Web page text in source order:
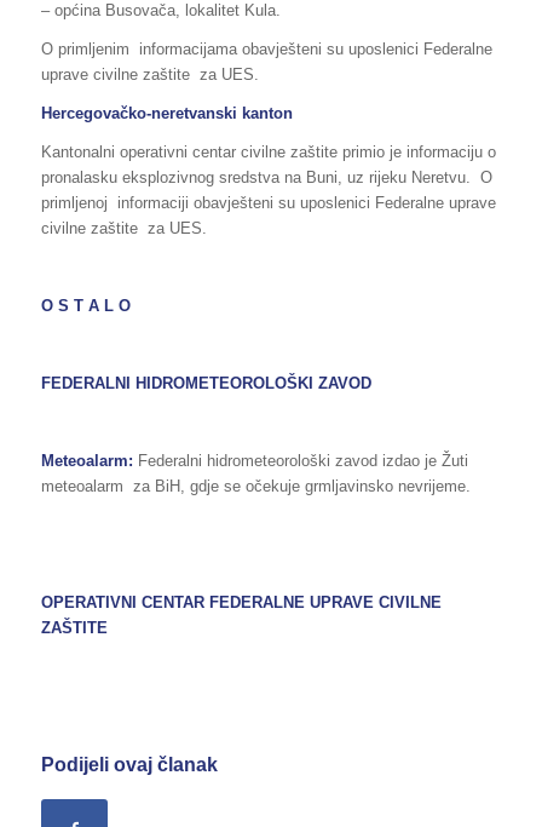
– općina Busovača, lokalitet Kula.
O primljenim informacijama obavješteni su uposlenici Federalne
uprave civilne zaštite za UES.
Hercegovačko-neretvanski kanton
Kantonalni operativni centar civilne zaštite primio je informaciju o
pronalasku eksplozivnog sredstva na Buni, uz rijeku Neretvu. O
primljenoj informaciji obavješteni su uposlenici Federalne uprave
civilne zaštite za UES.
O S T A L O
FEDERALNI HIDROMETEOROLOŠKI ZAVOD
Meteoalarm: Federalni hidrometeorološki zavod izdao je Žuti
meteoalarm za BiH, gdje se očekuje grmljavinsko nevrijeme.
OPERATIVNI CENTAR FEDERALNE UPRAVE CIVILNE
ZAŠTITE
Podijeli ovaj članak